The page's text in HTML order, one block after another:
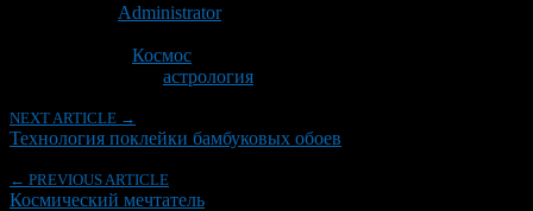
Administrator
Космос
астрология
NEXT ARTICLE →
Технология поклейки бамбуковых обоев
← PREVIOUS ARTICLE
Космический мечтатель